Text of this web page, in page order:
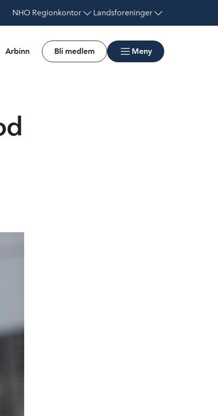
NHO Regionkontor Landsforeninger
Arbinn Bli medlem Meny